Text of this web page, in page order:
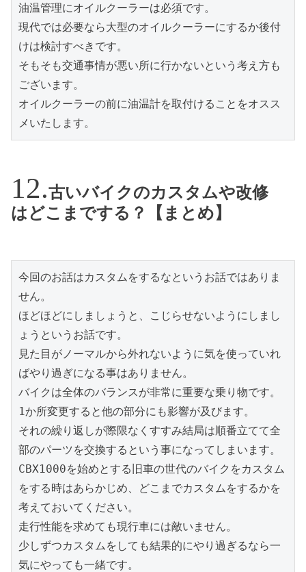
油温管理にオイルクーラーは必須です。
現代では必要なら大型のオイルクーラーにするか後付
けは検討すべきです。
そもそも交通事情が悪い所に行かないという考え方も
ございます。
オイルクーラーの前に油温計を取付けることをオスス
メいたします。
古いバイクのカスタムや改修
はどこまでする？【まとめ】
今回のお話はカスタムをするなというお話ではありま
せん。
ほどほどにしましょうと、こじらせないようにしまし
ょうというお話です。
見た目がノーマルから外れないように気を使っていれ
ばやり過ぎになる事はありません。
バイクは全体のバランスが非常に重要な乗り物です。
1か所変更すると他の部分にも影響が及びます。
それの繰り返しが際限なくすすみ結局は順番立てて全
部のパーツを交換するという事になってしまいます。
CBX1000を始めとする旧車の世代のバイクをカスタム
をする時はあらかじめ、どこまでカスタムをするかを
考えておいてください。
走行性能を求めても現行車には敵いません。
少しずつカスタムをしても結果的にやり過ぎるなら一
気にやっても一緒です。